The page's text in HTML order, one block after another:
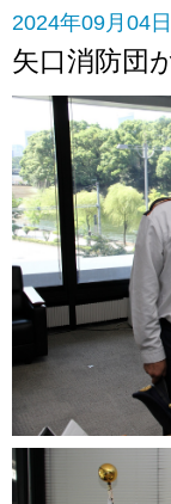
2024年09月04日
矢口消防団